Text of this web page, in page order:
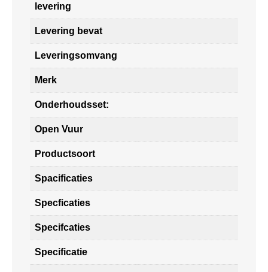
levering
Levering bevat
Leveringsomvang
Merk
Onderhoudsset:
Open Vuur
Productsoort
Spacificaties
Specficaties
Specifcaties
Specificatie